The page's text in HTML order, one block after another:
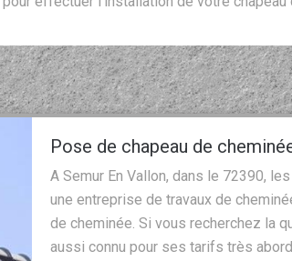
Pose de chapeau de
A Semur En Vallon, dans le 72390,
une entreprise de travaux de
de cheminée. Si vous recherchez la
aussi connu pour ses tarifs très